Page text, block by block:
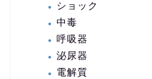
ショック
中毒
呼吸器
泌尿器
電解質